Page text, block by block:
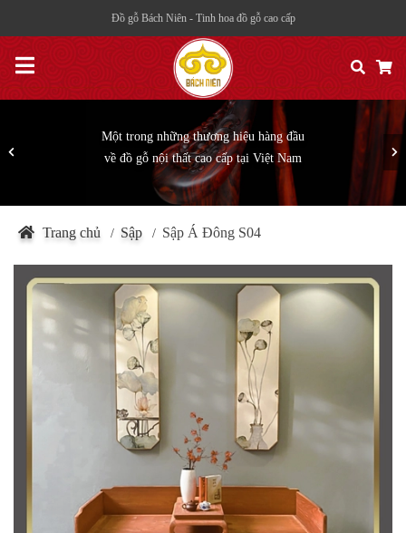
Đồ gỗ Bách Niên - Tinh hoa đồ gỗ cao cấp
Một trong những thương hiệu hàng đầu
về đồ gỗ nội thất cao cấp tại Việt Nam
Trang chủ / Sập / Sập Á Đông S04